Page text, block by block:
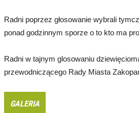
Radni poprzez głosowanie wybrali
ponad godzinnym sporze o to kto ma
Radni w tajnym glosowaniu
przewodniczącego Rady Miasta
GALERIA